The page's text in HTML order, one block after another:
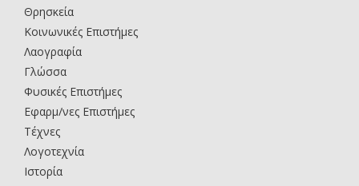
Θρησκεία
Κοινωνικές Επιστήμες
Λαογραφία
Γλώσσα
Φυσικές Επιστήμες
Εφαρμ/νες Επιστήμες
Τέχνες
Λογοτεχνία
Ιστορία